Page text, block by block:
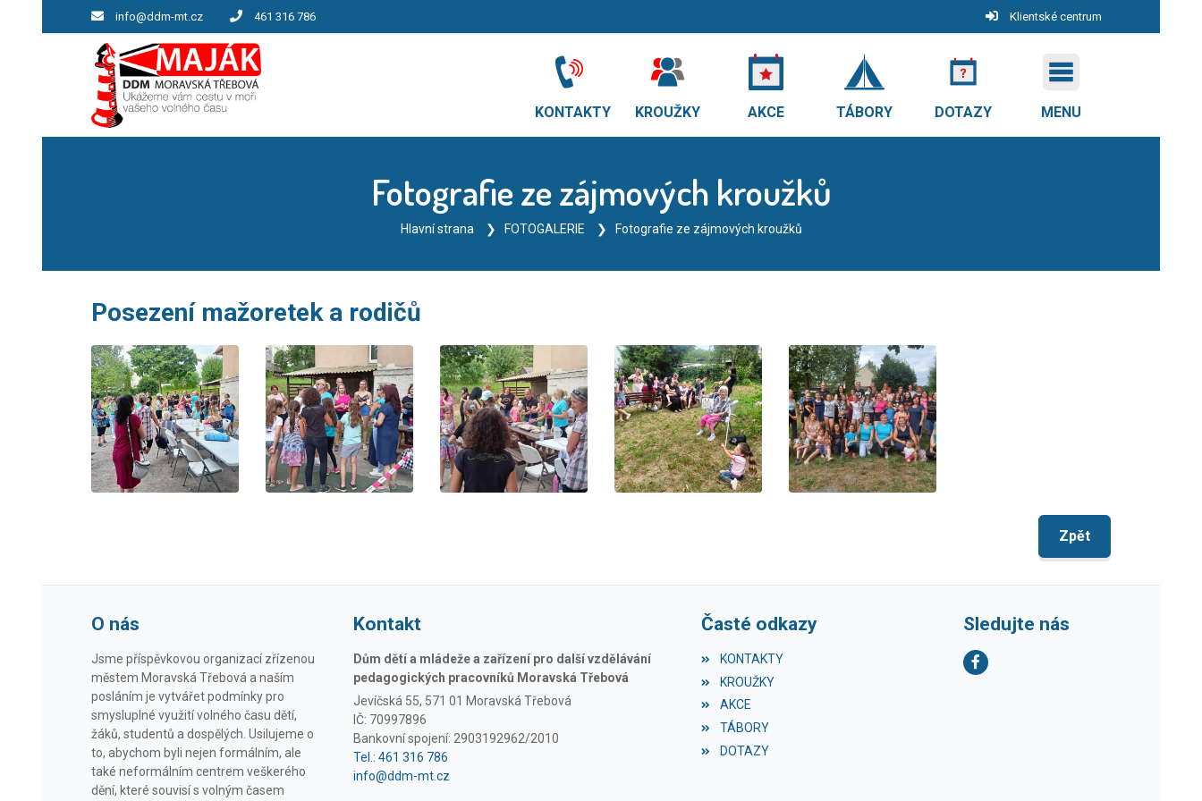
info@ddm-mt.cz 461 316 786 Klientské centrum
KONTAKTY KROUŽKY AKCE TÁBORY DOTAZY MENU
Fotografie ze zájmových kroužků
Hlavní strana FOTOGALERIE Fotografie ze zájmových kroužků
Posezení mažoretek a rodičů
Zpět
O nás
Jsme příspěvkovou organizací zřízenou
městem Moravská Třebová a naším
posláním je vytvářet podmínky pro
smysluplné využití volného času dětí,
žáků, studentů a dospělých. Usilujeme o
to, abychom byli nejen formálním, ale
také neformálním centrem veškerého
dění, které souvisí s volným časem
Kontakt
Dům dětí a mládeže a zařízení pro další vzdělávání
pedagogických pracovníků Moravská Třebová
Jevíčská 55, 571 01 Moravská Třebová
IČ: 70997896
Bankovní spojení: 2903192962/2010
Tel.: 461 316 786
info@ddm-mt.cz
Časté odkazy
KONTAKTY
KROUŽKY
AKCE
TÁBORY
DOTAZY
Sledujte nás